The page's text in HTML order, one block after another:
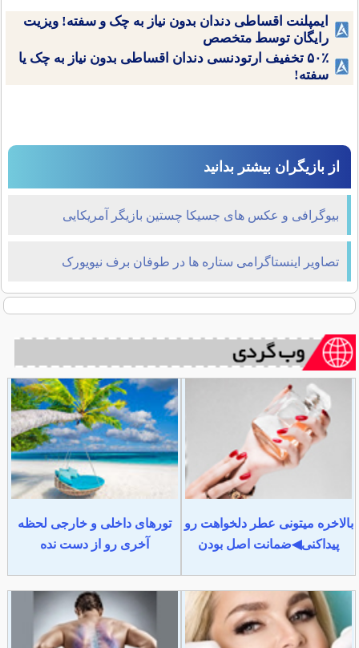
ایمپلنت اقساطی دندان بدون نیاز به چک و سفته! ویزیت
رایگان توسط متخصص
۵۰٪ تخفیف ارتودنسی دندان اقساطی بدون نیاز به چک یا
سفته!
از بازیگران بیشتر بدانید
بیوگرافی و عکس های جسیکا چستین بازیگر آمریکایی
تصاویر اینستاگرامی ستاره ها در طوفان برف نیویورک
بالاخره میتونی عطر دلخواهت رو
پیداکنی◀ضمانت اصل بودن
تورهای داخلی و خارجی لحظه
آخری رو از دست نده